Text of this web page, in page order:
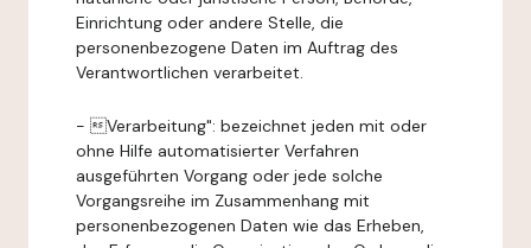
Einrichtung oder andere Stelle, die
personenbezogene Daten im Auftrag des
Verantwortlichen verarbeitet.
- Verarbeitung": bezeichnet jeden mit oder
ohne Hilfe automatisierter Verfahren
ausgeführten Vorgang oder jede solche
Vorgangsreihe im Zusammenhang mit
personenbezogenen Daten wie das Erheben,